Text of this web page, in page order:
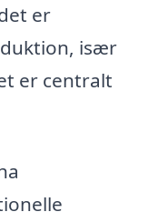
er
især
er centralt